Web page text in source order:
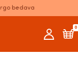
bedava
0